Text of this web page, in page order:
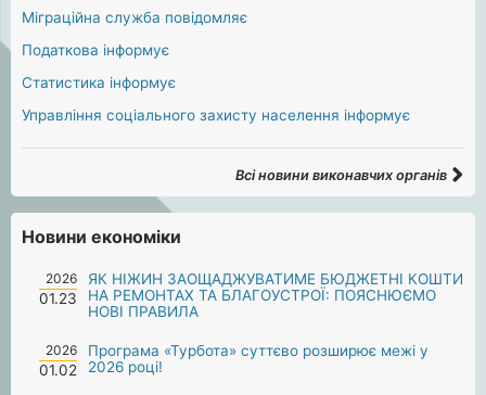
Міграційна служба повідомляє
Податкова інформує
Статистика інформує
Управління соціального захисту населення інформує
Всі новини виконавчих органів
Новини економіки
2026
01.23
ЯК НІЖИН ЗАОЩАДЖУВАТИМЕ БЮДЖЕТНІ КОШТИ
НА РЕМОНТАХ ТА БЛАГОУСТРОЇ: ПОЯСНЮЄМО
НОВІ ПРАВИЛА
2026
01.02
Програма «Турбота» суттєво розширює межі у
2026 році!